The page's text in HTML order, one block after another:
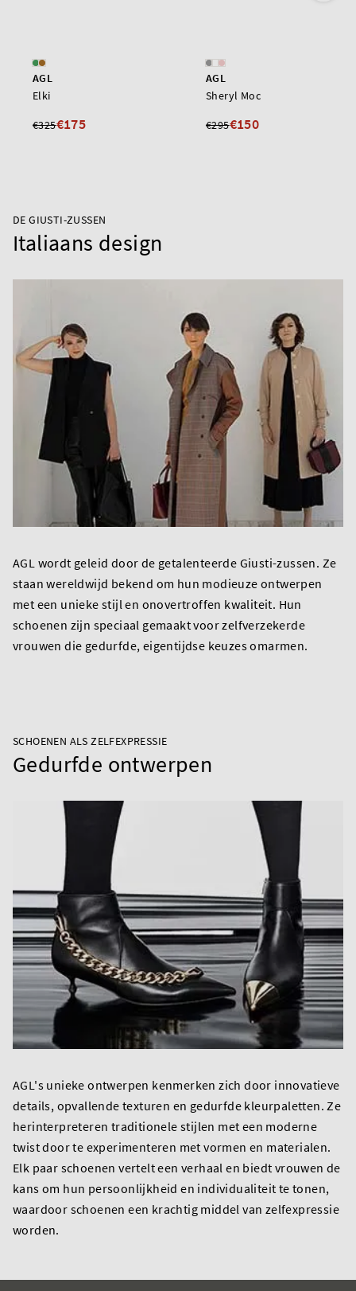
AGL
Elki
€325€175
AGL
Sheryl Moc
€295€150
DE GIUSTI-ZUSSEN
Italiaans design
AGL wordt geleid door de getalenteerde Giusti-zussen. Ze
staan wereldwijd bekend om hun modieuze ontwerpen
met een unieke stijl en onovertroffen kwaliteit. Hun
schoenen zijn speciaal gemaakt voor zelfverzekerde
vrouwen die gedurfde, eigentijdse keuzes omarmen.
SCHOENEN ALS ZELFEXPRESSIE
Gedurfde ontwerpen
AGL's unieke ontwerpen kenmerken zich door innovatieve
details, opvallende texturen en gedurfde kleurpaletten. Ze
herinterpreteren traditionele stijlen met een moderne
twist door te experimenteren met vormen en materialen.
Elk paar schoenen vertelt een verhaal en biedt vrouwen de
kans om hun persoonlijkheid en individualiteit te tonen,
waardoor schoenen een krachtig middel van zelfexpressie
worden.